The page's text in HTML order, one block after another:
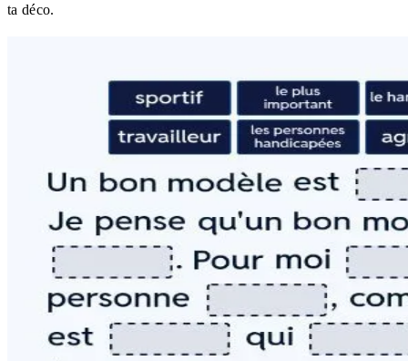
ta déco.